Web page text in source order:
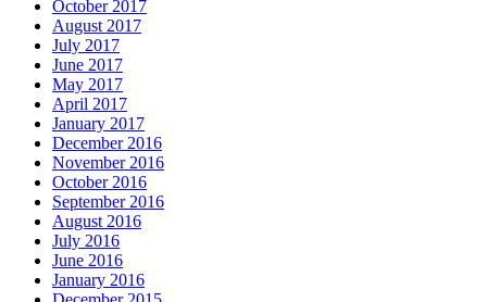
October 2017
August 2017
July 2017
June 2017
May 2017
April 2017
January 2017
December 2016
November 2016
October 2016
September 2016
August 2016
July 2016
June 2016
January 2016